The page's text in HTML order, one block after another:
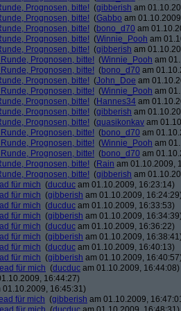
Prognosen, bitte! (gibberish am
Prognosen, bitte! (Gabbo am
Prognosen, bitte! (bono_d70 am
Prognosen, bitte! (Winnie_Pooh am
Prognosen, bitte! (gibberish am
Prognosen, bitte! (Winnie_Pooh am
Prognosen, bitte! (bono_d70 am
Prognosen, bitte! (John_Doe am
Prognosen, bitte! (Winnie_Pooh am
Prognosen, bitte! (Hannes34 am
Prognosen, bitte! (gibberish am
Prognosen, bitte! (quasikonkav am
Prognosen, bitte! (bono_d70 am
Prognosen, bitte! (Winnie_Pooh am
Prognosen, bitte! (bono_d70 am
Prognosen, bitte! (Rain am 01.10.2009,
Prognosen, bitte! (gibberish am
für mich (ducduc am 01.10.2009, 16:23:14)
für mich (gibberish am 01.10.2009,
für mich (ducduc am 01.10.2009, 16:33:53)
für mich (gibberish am 01.10.2009,
für mich (ducduc am 01.10.2009, 16:36:22)
für mich (gibberish am 01.10.2009,
für mich (ducduc am 01.10.2009, 16:40:13)
für mich (gibberish am 01.10.2009,
für mich (ducduc am 01.10.2009, 16:44:08)
16:44:27)
01.10.2009, 16:45:31)
für mich (gibberish am 01.10.2009,